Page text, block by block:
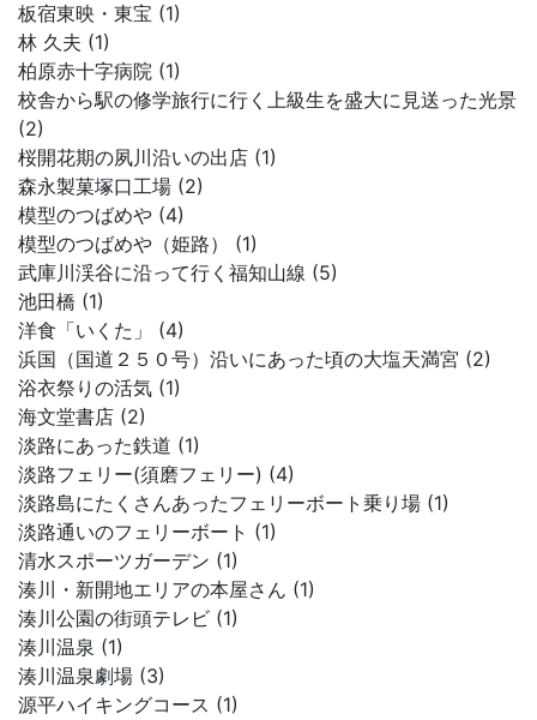
板宿東映・東宝 (1)
林 久夫 (1)
柏原赤十字病院 (1)
校舎から駅の修学旅行に行く上級生を盛大に見送った光景
(2)
桜開花期の夙川沿いの出店 (1)
森永製菓塚口工場 (2)
模型のつばめや (4)
模型のつばめや（姫路） (1)
武庫川渓谷に沿って行く福知山線 (5)
池田橋 (1)
洋食「いくた」 (4)
浜国（国道２５０号）沿いにあった頃の大塩天満宮 (2)
浴衣祭りの活気 (1)
海文堂書店 (2)
淡路にあった鉄道 (1)
淡路フェリー(須磨フェリー) (4)
淡路島にたくさんあったフェリーボート乗り場 (1)
淡路通いのフェリーボート (1)
清水スポーツガーデン (1)
湊川・新開地エリアの本屋さん (1)
湊川公園の街頭テレビ (1)
湊川温泉 (1)
湊川温泉劇場 (3)
源平ハイキングコース (1)